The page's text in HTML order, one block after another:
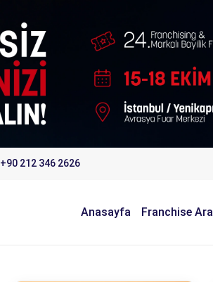
+90 212 346 2626
Anasayfa Franchise Ara